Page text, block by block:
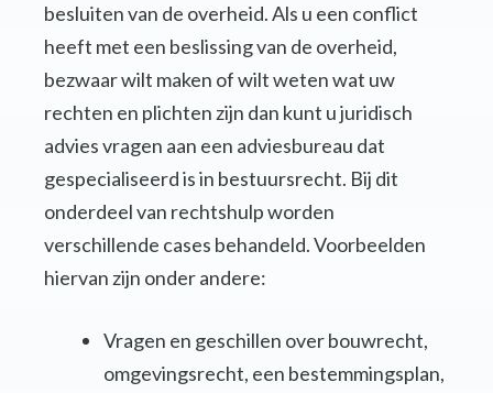
besluiten van de overheid. Als u een conflict
heeft met een beslissing van de overheid,
bezwaar wilt maken of wilt weten wat uw
rechten en plichten zijn dan kunt u juridisch
advies vragen aan een adviesbureau dat
gespecialiseerd is in bestuursrecht. Bij dit
onderdeel van rechtshulp worden
verschillende cases behandeld. Voorbeelden
hiervan zijn onder andere:
Vragen en geschillen over bouwrecht,
omgevingsrecht, een bestemmingsplan,